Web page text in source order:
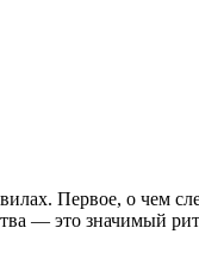
Первое, о чем
— это значимый